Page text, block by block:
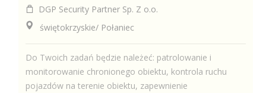
DGP Security Partner Sp. Z o.o.
świętokrzyskie/ Połaniec
Do Twoich zadań będzie należeć: patrolowanie i
monitorowanie chronionego obiektu, kontrola ruchu
pojazdów na terenie obiektu, zapewnienie